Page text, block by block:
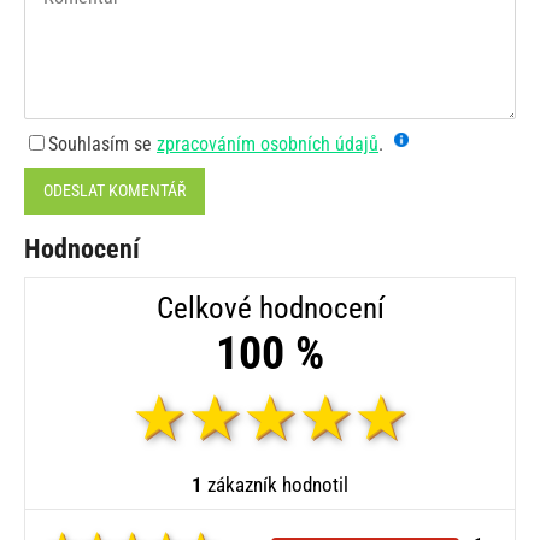
Souhlasím se zpracováním osobních údajů.
ODESLAT KOMENTÁŘ
Hodnocení
Celkové hodnocení
100 %
1 zákazník hodnotil